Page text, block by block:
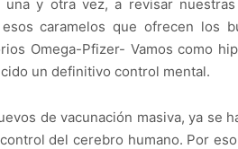
una y otra vez, a revisar
caramelos que ofrecen los
Omega-Pfizer- Vamos como
un definitivo control mental.
de vacunación masiva, ya se
del cerebro humano. Por